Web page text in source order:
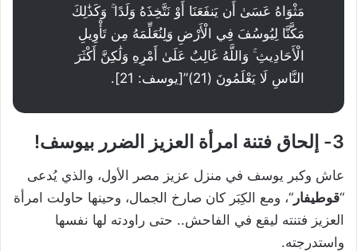
مَثْوَاهُ عَسَىٰ أَن يَنفَعَنَا أَوْ نَتَّخِذَهُ وَلَدًا ۚ وَكَذَٰلِكَ
مَكَّنَّا لِيُوسُفَ فِي الْأَرْضِ وَلِنُعَلِّمَهُ مِن تَأْوِيلِ
الْأَحَادِيثِ ۚ وَاللَّهُ غَالِبٌ عَلَىٰ أَمْرِهِ وَلَٰكِنَّ أَكْثَرَ
النَّاسِ لَا يَعْلَمُونَ (21)”[يوسف: 21].
3- إلحاق فتنة امرأة العزيز الضرر بيوسف!
عاش وكبر يوسف في منزل عزيز مصر الأول، والذي يُدعى
“قوطيفار “، ومع الكِبَر كان صارخ الجمال، وحينها حاولت امرأة
العزيز فتنته ليقع في الفاحش.. حتى راودته لها نفسها
واستدرجته.